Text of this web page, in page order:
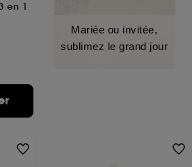
en 1
Mariée ou invitée,
sublimez le grand jour